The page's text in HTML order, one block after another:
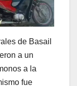
de Basail
a un
a la
fue